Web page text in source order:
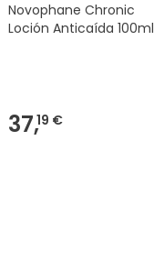
Novophane Chronic
Loción Anticaída 100ml
37,19 €